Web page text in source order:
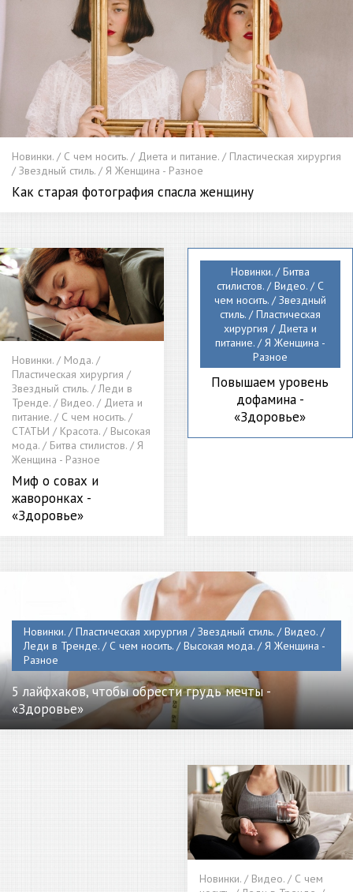
Новинки. / С чем носить. / Диета и питание. / Пластическая хирургия
/ Звездный стиль. / Я Женщина - Разное
Как старая фотография спасла женщину
Новинки. / Мода. /
Пластическая хирургия /
Звездный стиль. / Леди в
Тренде. / Видео. / Диета и
питание. / С чем носить. /
СТАТЬИ / Красота. / Высокая
мода. / Битва стилистов. / Я
Женщина - Разное
Миф о совах и
жаворонках -
«Здоровье»
Новинки. / Пластическая хирургия / Звездный стиль. / Видео. /
Леди в Тренде. / С чем носить. / Высокая мода. / Я Женщина -
Разное
5 лайфхаков, чтобы обрести грудь мечты -
«Здоровье»
Новинки. / Битва
стилистов. / Видео. / С
чем носить. / Звездный
стиль. / Пластическая
хирургия / Диета и
питание. / Я Женщина -
Разное
Повышаем уровень
дофамина -
«Здоровье»
Новинки. / Видео. / С чем